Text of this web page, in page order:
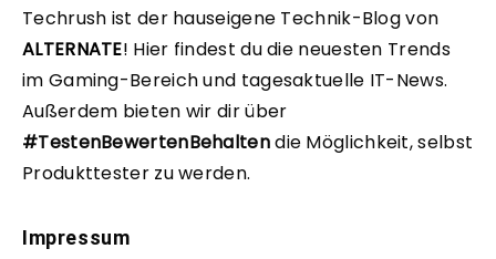
Techrush ist der hauseigene Technik-Blog von
ALTERNATE! Hier findest du die neuesten Trends
im Gaming-Bereich und tagesaktuelle IT-News.
Außerdem bieten wir dir über
#TestenBewertenBehaltendie Möglichkeit, selbst
Produkttester zu werden.
Impressum